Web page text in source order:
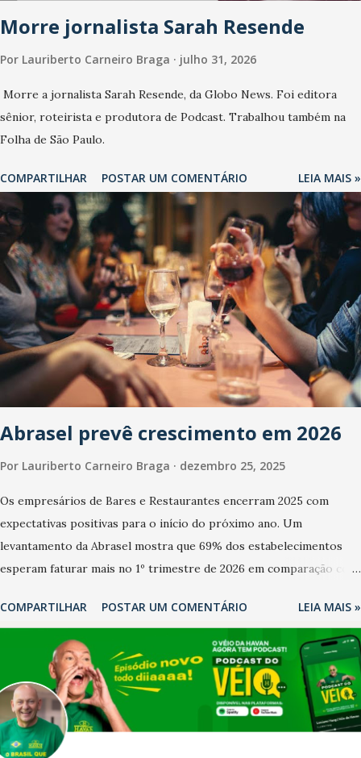
Morre jornalista Sarah Resende
Por Lauriberto Carneiro Braga julho 31, 2026
Morre a jornalista Sarah Resende, da Globo News. Foi editora
sênior, roteirista e produtora de Podcast. Trabalhou também na
Folha de São Paulo.
COMPARTILHAR POSTAR UM COMENTÁRIO LEIA MAIS »
Abrasel prevê crescimento em 2026
Por Lauriberto Carneiro Braga dezembro 25, 2025
Os empresários de Bares e Restaurantes encerram 2025 com
expectativas positivas para o início do próximo ano. Um
levantamento da Abrasel mostra que 69% dos estabelecimentos
esperam faturar mais no 1º trimestre de 2026 em comparação com
ano, 56% também projetam crescimento (foto Helena Lopes). A
confiança do setor é sustentada principalmente pelo desempenho
recente das empresas, impulsionado pelas confraternizações de
fim de ano e pelo pagamento do 13º Salário para um número maior
de trabalhadores, já que o país tem a menor taxa de desemprego
dos anos recentes. Ainda segundo a Pesquisa, em novembro de
2025, 40% dos bares e restaurantes operaram com lucro e outros
COMPARTILHAR POSTAR UM COMENTÁRIO LEIA MAIS »